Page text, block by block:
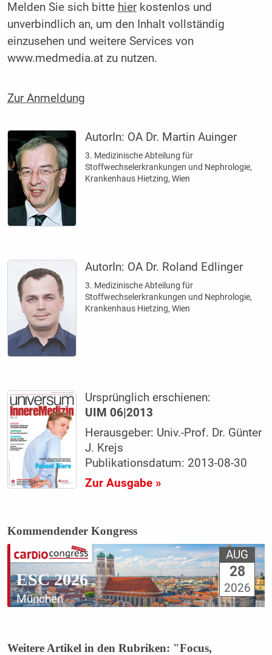
Melden Sie sich bitte hierkostenlos und
unverbindlich an, um den Inhalt vollständig
einzusehen und weitere Services von
www.medmedia.at zu nutzen.
Zur Anmeldung
AutorIn: OA Dr. Martin Auinger
3. Medizinische Abteilung für
Stoffwechselerkrankungen und Nephrologie,
Krankenhaus Hietzing, Wien
AutorIn: OA Dr. Roland Edlinger
3. Medizinische Abteilung für
Stoffwechselerkrankungen und Nephrologie,
Krankenhaus Hietzing, Wien
Ursprünglich erschienen:
UIM 06|2013
Herausgeber: Univ.-Prof. Dr. Günter
J. Krejs
Publikationsdatum: 2013-08-30
Zur Ausgabe »
Kommendender Kongress
ESC 2026
München
AUG
28
2026
Weitere Artikel in den Rubriken: "Focus,